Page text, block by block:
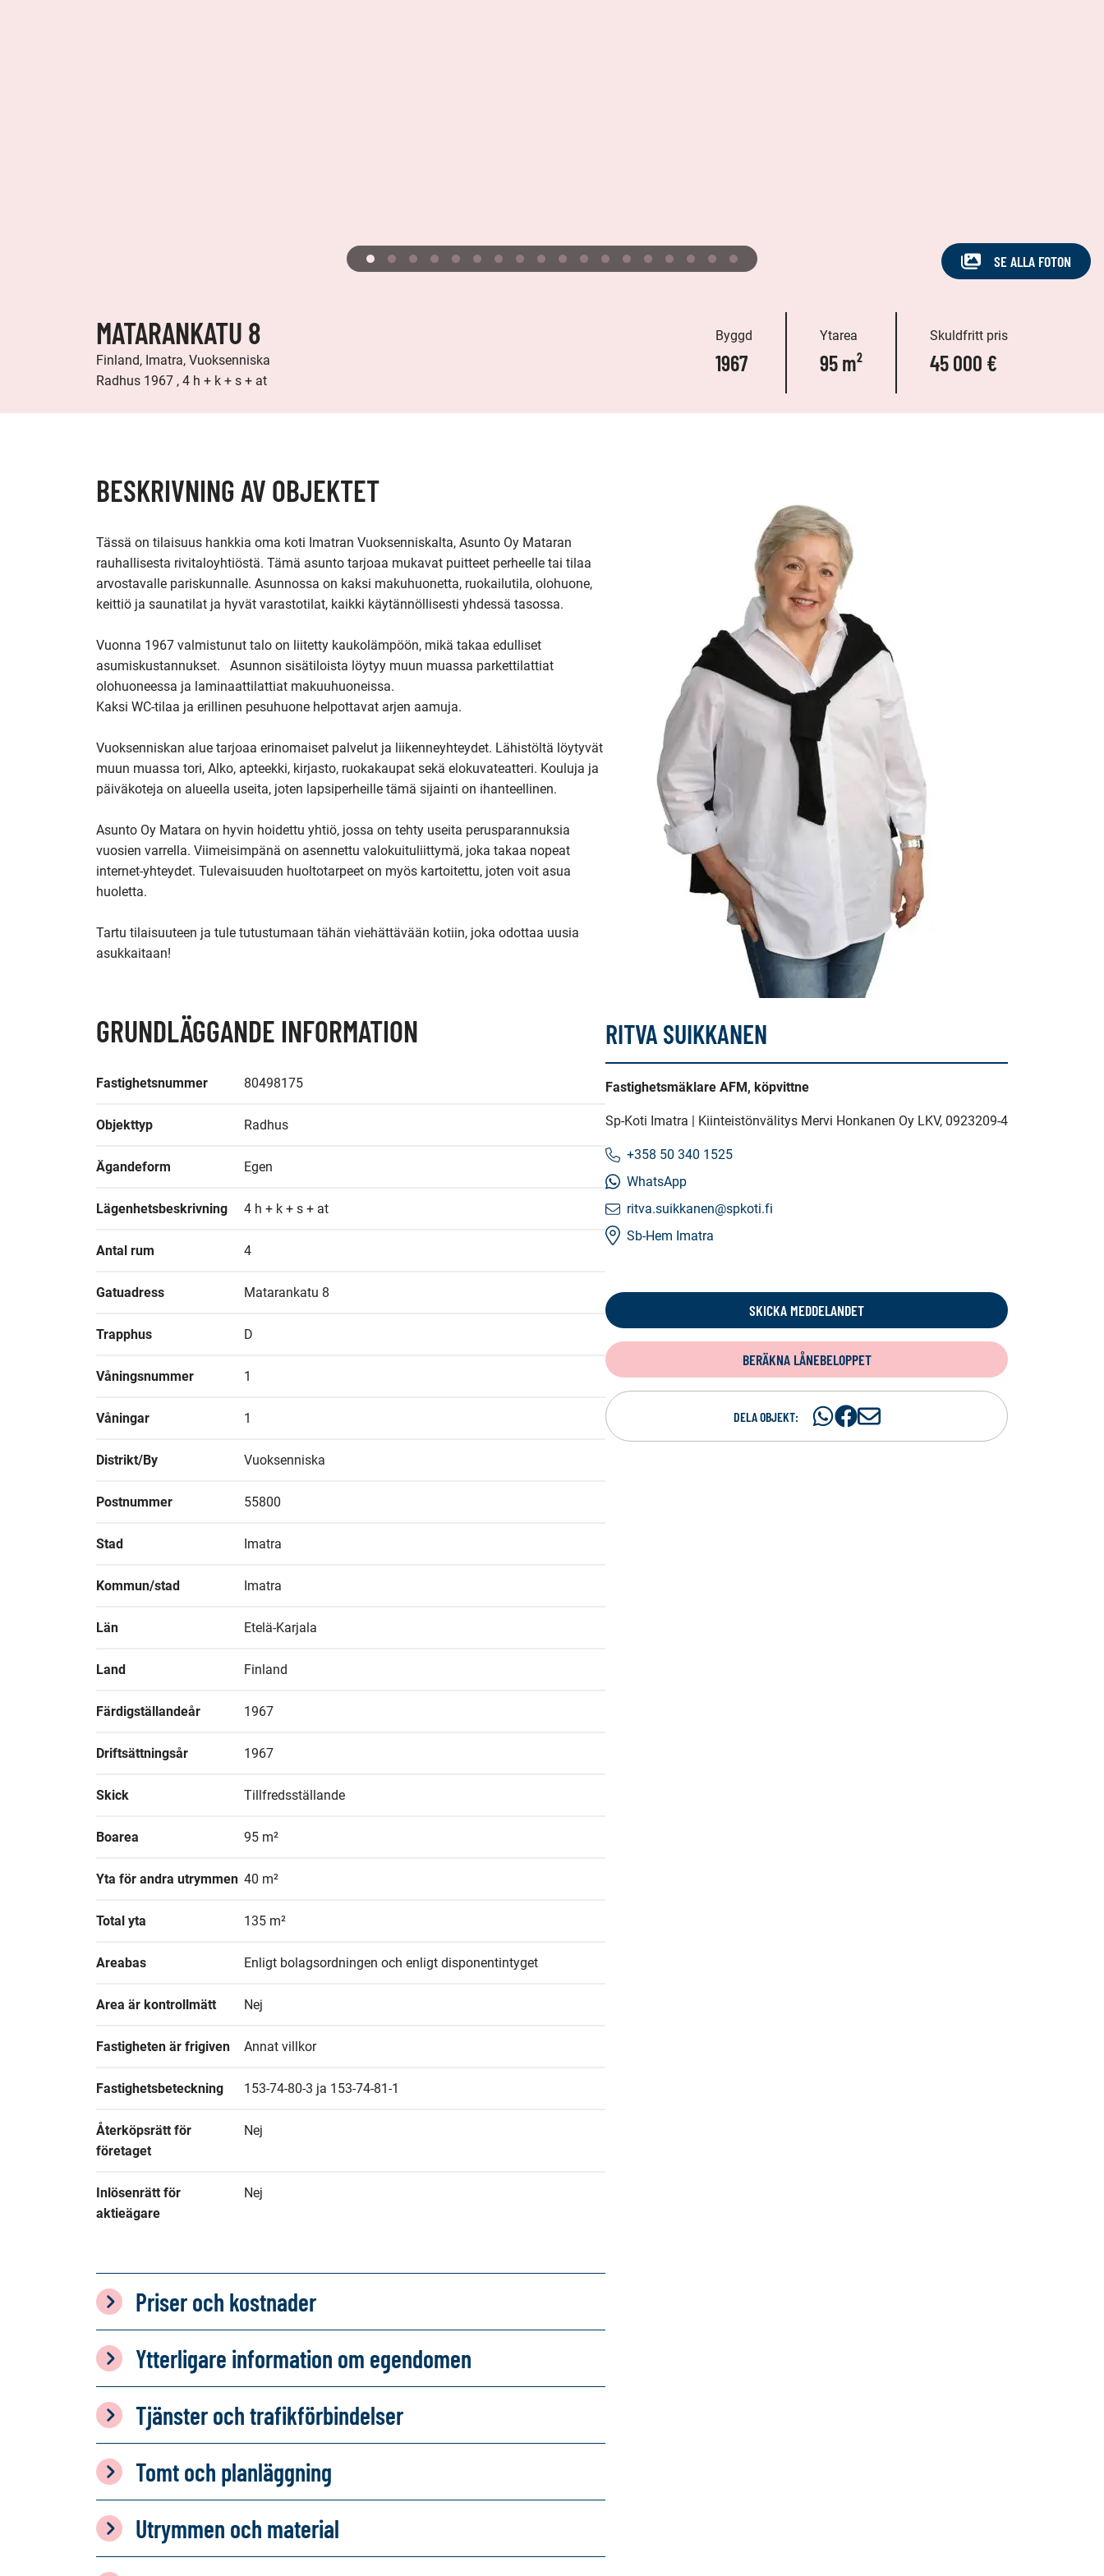
SE ALLA FOTON
MATARANKATU 8
Finland, Imatra, Vuoksenniska
Radhus 1967 , 4 h + k + s + at
Byggd
1967
Ytarea
95 m²
Skuldfritt pris
45 000 €
BESKRIVNING AV OBJEKTET
Tässä on tilaisuus hankkia oma koti Imatran Vuoksenniskalta, Asunto Oy Mataran
rauhallisesta rivitaloyhtiöstä. Tämä asunto tarjoaa mukavat puitteet perheelle tai tilaa
arvostavalle pariskunnalle. Asunnossa on kaksi makuhuonetta, ruokailutila, olohuone,
keittiö ja saunatilat ja hyvät varastotilat, kaikki käytännöllisesti yhdessä tasossa.
Vuonna 1967 valmistunut talo on liitetty kaukolämpöön, mikä takaa edulliset
asumiskustannukset.   Asunnon sisätiloista löytyy muun muassa parkettilattiat
olohuoneessa ja laminaattilattiat makuuhuoneissa.
Kaksi WC-tilaa ja erillinen pesuhuone helpottavat arjen aamuja.
Vuoksenniskan alue tarjoaa erinomaiset palvelut ja liikenneyhteydet. Lähistöltä löytyvät
muun muassa tori, Alko, apteekki, kirjasto, ruokakaupat sekä elokuvateatteri. Kouluja ja
päiväkoteja on alueella useita, joten lapsiperheille tämä sijainti on ihanteellinen.
Asunto Oy Matara on hyvin hoidettu yhtiö, jossa on tehty useita perusparannuksia
vuosien varrella. Viimeisimpänä on asennettu valokuituliittymä, joka takaa nopeat
internet-yhteydet. Tulevaisuuden huoltotarpeet on myös kartoitettu, joten voit asua
huoletta.
Tartu tilaisuuteen ja tule tutustumaan tähän viehättävään kotiin, joka odottaa uusia
asukkaitaan!
GRUNDLÄGGANDE INFORMATION
Fastighetsnummer 80498175
Objekttyp Radhus
Ägandeform Egen
Lägenhetsbeskrivning 4 h + k + s + at
Antal rum 4
Gatuadress Matarankatu 8
Trapphus D
Våningsnummer 1
Våningar 1
Distrikt/By Vuoksenniska
Postnummer 55800
Stad Imatra
Kommun/stad Imatra
Län Etelä-Karjala
Land Finland
Färdigställandeår 1967
Driftsättningsår 1967
Skick Tillfredsställande
Boarea 95 m²
Yta för andra utrymmen 40 m²
Total yta 135 m²
Areabas Enligt bolagsordningen och enligt disponentintyget
Area är kontrollmätt Nej
Fastigheten är frigiven Annat villkor
Fastighetsbeteckning 153-74-80-3 ja 153-74-81-1
Återköpsrätt för
företaget
Nej
Inlösenrätt för
aktieägare
Nej
Priser och kostnader
Ytterligare information om egendomen
Tjänster och trafikförbindelser
Tomt och planläggning
Utrymmen och material
RITVA SUIKKANEN
Fastighetsmäklare AFM, köpvittne
Sp-Koti Imatra | Kiinteistönvälitys Mervi Honkanen Oy LKV, 0923209-4
+358 50 340 1525
WhatsApp
ritva.suikkanen@spkoti.fi
Sb-Hem Imatra
SKICKA MEDDELANDET
BERÄKNA LÅNEBELOPPET
DELA OBJEKT:
DelaDelaD